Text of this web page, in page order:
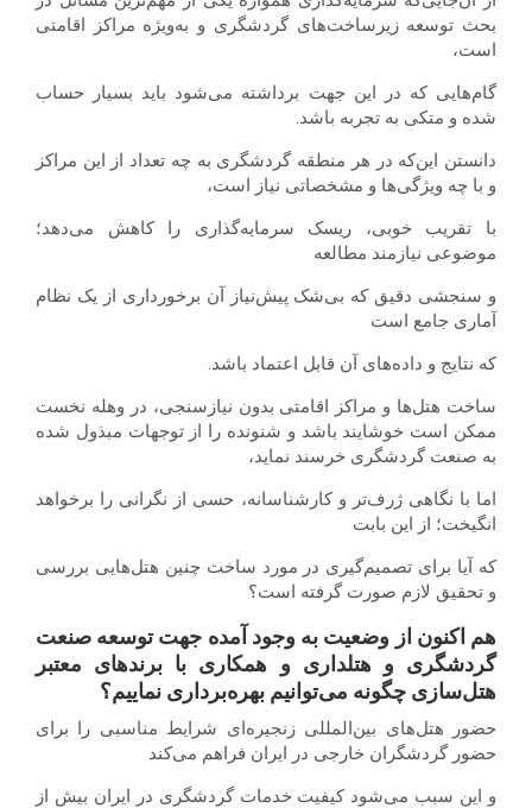
بحث توسعه زیرساخت‌های گردشگری و به‌ویژه مراکز اقامتی
است،
گام‌هایی که در این جهت برداشته می‌شود باید بسیار حساب
شده و متکی به تجربه باشد.
دانستن این‌که در هر منطقه گردشگری به چه تعداد از این مراکز
و با چه ویژگی‌ها و مشخصاتی نیاز است،
با تقریب خوبی، ریسک سرمایه‌گذاری را کاهش می‌دهد؛
موضوعی نیازمند مطالعه
و سنجشی دقیق که بی‌شک پیش‌نیاز آن برخورداری از یک نظام
آماری جامع است
که نتایج و داده‌های آن قابل اعتماد باشد.
ساخت هتل‌ها و مراکز اقامتی بدون نیازسنجی، در وهله نخست
ممکن است خوشایند باشد و شنونده را از توجهات مبذول شده
به صنعت گردشگری خرسند نماید،
اما با نگاهی ژرف‌تر و کارشناسانه، حسی از نگرانی را برخواهد
انگیخت؛ از این بابت
که آیا برای تصمیم‌گیری در مورد ساخت چنین هتل‌هایی بررسی
و تحقیق لازم صورت گرفته است؟
هم اکنون از وضعیت به وجود آمده جهت توسعه صنعت
گردشگری و هتلداری و همکاری با برندهای معتبر
هتلسازی چگونه میتوانیم بهرهبرداری نماییم؟
حضور هتل‌های بین‌المللی زنجیره‌ای شرایط مناسبی را برای
حضور گردشگران خارجی در ایران فراهم می‌کند
و این سبب می‌شود کیفیت خدمات گردشگری در ایران بیش از